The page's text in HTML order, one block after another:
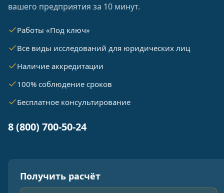
вашего предприятия за 10 минут.
Работы «Под ключ»
Все виды исследований для юридических лиц
Наличие аккредитации
100% соблюдение сроков
Бесплатное консультирование
8 (800) 700-50-24
Получить расчёт